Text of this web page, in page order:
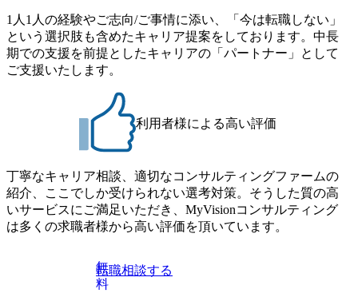
1人1人の経験やご志向/ご事情に添い、「今は転職しない」
という選択肢も含めたキャリア提案をしております。中長
期での支援を前提としたキャリアの「パートナー」として
ご支援いたします。
利用者様による高い評価
丁寧なキャリア相談、適切なコンサルティングファームの
紹介、ここでしか受けられない選考対策。そうした質の高
いサービスにご満足いただき、MyVisionコンサルティング
は多くの求職者様から高い評価を頂いています。
無
料
転職相談する